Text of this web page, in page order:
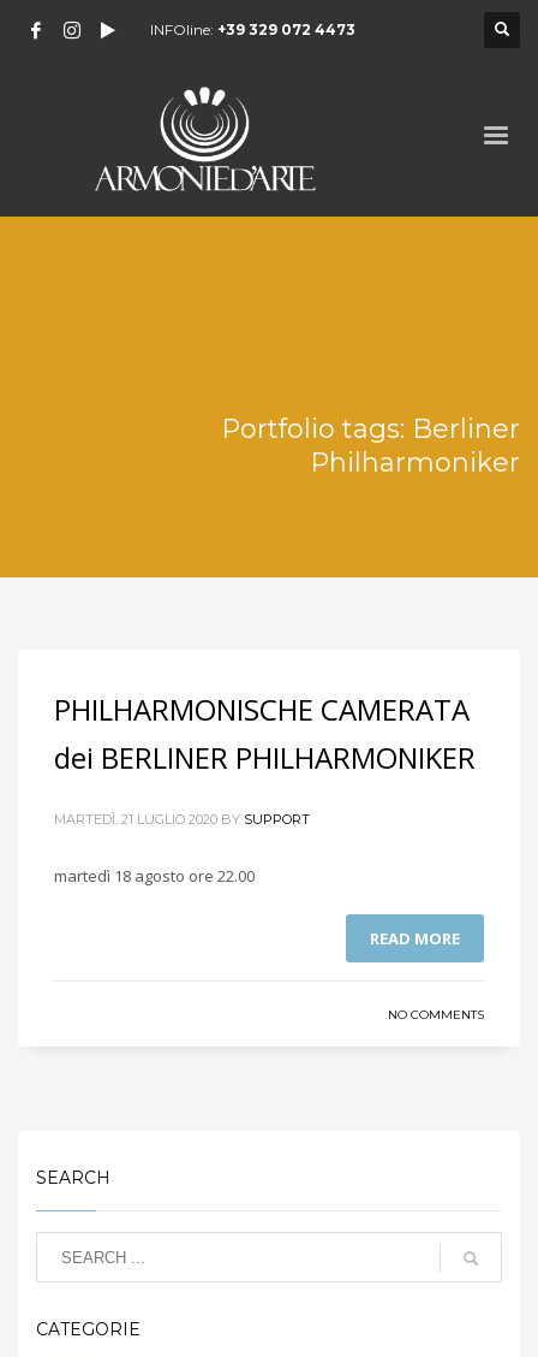
INFOline: +39 329 072 4473
Portfolio tags: Berliner
Philharmoniker
PHILHARMONISCHE CAMERATA
dei BERLINER PHILHARMONIKER
MARTEDÌ, 21 LUGLIO 2020 BY SUPPORT
martedì 18 agosto ore 22.00
READ MORE
NO COMMENTS
SEARCH
CATEGORIE